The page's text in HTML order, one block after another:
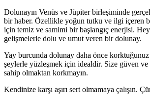
Dolunayın Venüs ve Jüpiter birleşiminde
bir haber. Özellikle yoğun tutku ve ilgi içeren
için temiz ve samimi bir başlangıç enerjisi.
gelişmelerle dolu ve umut veren bir dolunay.
Yay burcunda dolunay daha önce korktuğunuz
şeylerle yüzleşmek için idealdir. Size güven ve
sahip olmaktan korkmayın.
Kendinize karşı aşırı sert olmamaya çalışın.